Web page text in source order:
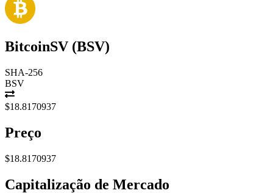
BitcoinSV (BSV)
SHA-256
BSV
$18.8170937
Preço
$18.8170937
Capitalização de Mercado